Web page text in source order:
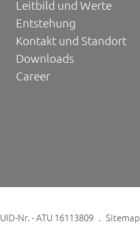
Leitbild und Werte
Entstehung
Kontakt und Standort
Downloads
Career
UID-Nr. - ATU 16113809 Sitemap